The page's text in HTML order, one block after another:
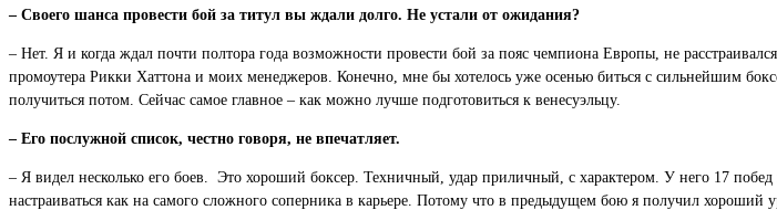
– Своего шанса провести бой за титул вы ждали долго. Не устали от ожидания?
– Нет. Я и когда ждал почти полтора года возможности провести бой за пояс чемпиона Европы, не
промоутера Рикки Хаттона и моих менеджеров. Конечно, мне бы хотелось уже осенью биться с сильнейшим
получиться потом. Сейчас самое главное – как можно лучше подготовиться к венесуэльцу.
– Его послужной список, честно говоря, не впечатляет.
– Я видел несколько его боев. Это хороший боксер. Техничный, удар приличный, с характером. У него 17
настраиваться как на самого сложного соперника в карьере. Потому что в предыдущем бою я получил хороший